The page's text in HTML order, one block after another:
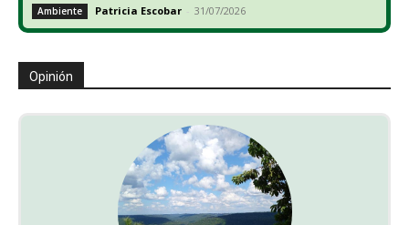
Ambiente Patricia Escobar - 31/07/2026
Opinión